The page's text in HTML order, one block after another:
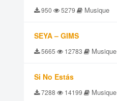
950 5279 Musique
SEYA – GIMS
5665 12783 Musique
Si No Estás
7288 14199 Musique